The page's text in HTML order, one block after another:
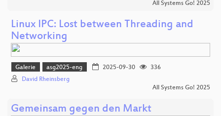
All Systems Go! 2025
Linux IPC: Lost between Threading and
Networking
Galerie asg2025-eng 2025-09-30
336
David Rheinsberg
All Systems Go! 2025
Gemeinsam gegen den Markt